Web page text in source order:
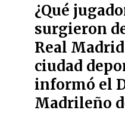
¿Qué
surgieron
Real
ciudad
informó el
Madrileño